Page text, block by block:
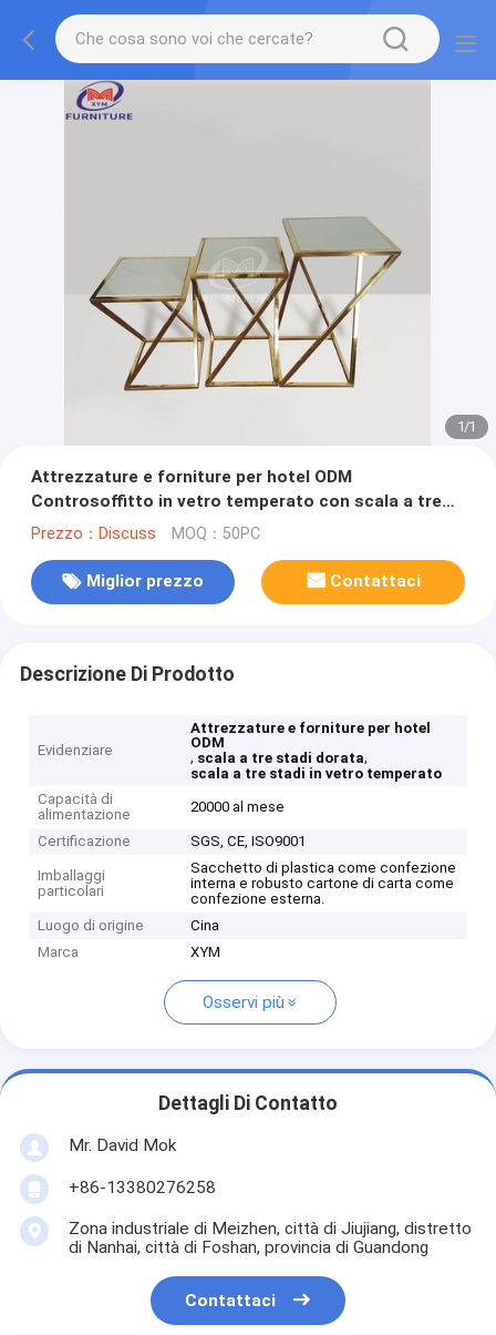
1/1
Attrezzature e forniture per hotel ODM
Controsoffitto in vetro temperato con scala a tre
stadi dorata
Prezzo：Discuss MOQ：50PC
Miglior prezzo Contattaci
Descrizione Di Prodotto
Evidenziare
Attrezzature e forniture per hotel
ODM
, scala a tre stadi dorata,
scala a tre stadi in vetro temperato
Capacità di
alimentazione
20000 al mese
Certificazione SGS, CE, ISO9001
Imballaggi
particolari
Sacchetto di plastica come confezione
interna e robusto cartone di carta come
confezione esterna.
Luogo di origine
Cina
Marca
XYM
Osservi più
Dettagli Di Contatto
Mr. David Mok
+86-13380276258
Zona industriale di Meizhen, città di Jiujiang, distretto
di Nanhai, città di Foshan, provincia di Guandong
Contattaci